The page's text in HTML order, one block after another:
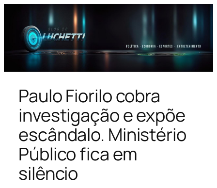
conteúdo
Paulo Fiorilo cobra
investigação e expõe
escândalo. Ministério
Público fica em
silêncio